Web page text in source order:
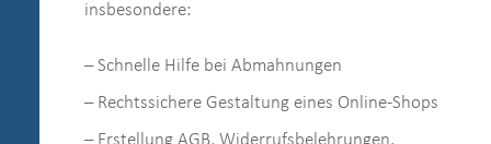
insbesondere:
– Schnelle Hilfe bei Abmahnungen
– Rechtssichere Gestaltung eines Online-Shops
– Erstellung AGB, Widerrufsbelehrungen,